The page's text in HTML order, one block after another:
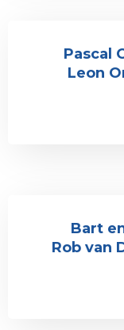
Pascal
Leon
Bart
Rob van